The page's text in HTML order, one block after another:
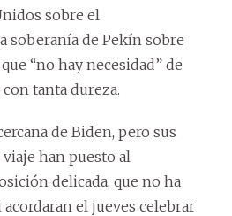
sobre el
soberanía de Pekín sobre
“no hay necesidad” de
tanta dureza.
de Biden, pero sus
han puesto al
delicada, que no ha
el jueves celebrar